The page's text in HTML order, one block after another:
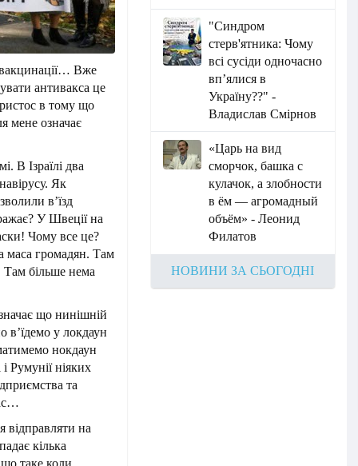
Вже
антивакса це
в тому що
мене означає
В Ізраїлі два
Як
в’їзд
У Швеції на
Чому все це?
маса громадян. Там
Там більше нема
що нинішній
в’їдемо у локдаун
нокдаун
Румунії ніяких
та
відправляти на
кілька
таке коли
"Синдром
стерв'ятника: Чому
всі сусіди одночасно
вп’ялися в
Україну??" -
Владислав Смірнов
«Царь на вид
сморчок, башка с
кулачок, а злобности
в ём — агромадный
объём» - Леонид
Филатов
НОВИНИ ЗА СЬОГОДНІ